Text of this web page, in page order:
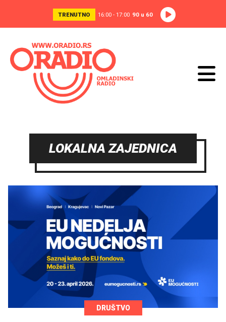
TRENUTNO 16:00 - 17:00 90 u 60
LOKALNA ZAJEDNICA
DRUŠTVO